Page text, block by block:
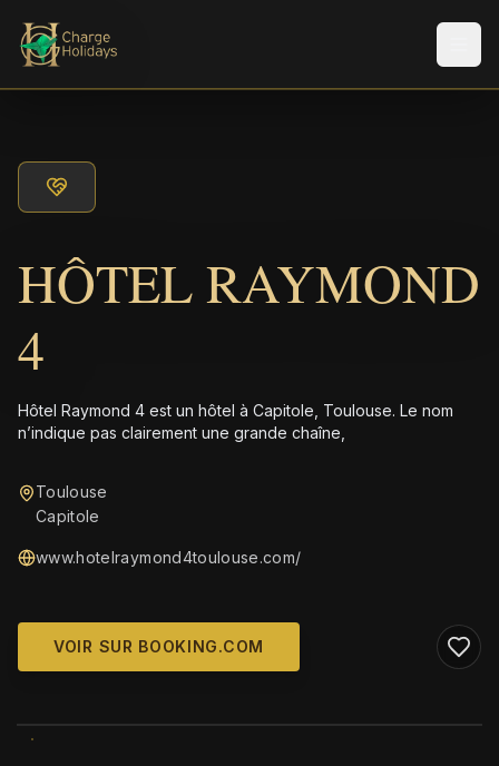
HÔTEL RAYMOND
4
Hôtel Raymond 4 est un hôtel à Capitole, Toulouse. Le nom
n’indique pas clairement une grande chaîne,
Toulouse
Capitole
www.hotelraymond4toulouse.com/
VOIR SUR BOOKING.COM